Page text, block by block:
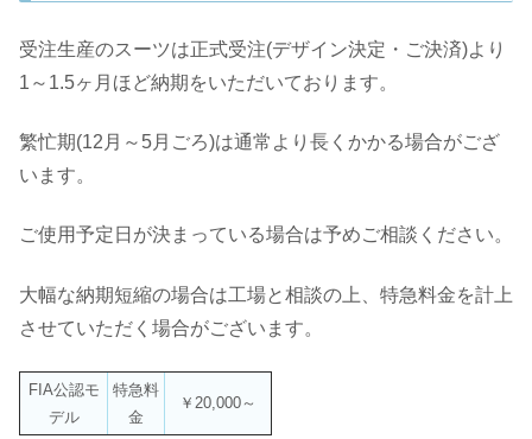
受注生産のスーツは正式受注(デザイン決定・ご決済)より
1～1.5ヶ月ほど納期をいただいております。
繁忙期(12月～5月ごろ)は通常より長くかかる場合がござ
います。
ご使用予定日が決まっている場合は予めご相談ください。
大幅な納期短縮の場合は工場と相談の上、特急料金を計上
させていただく場合がございます。
FIA公認モ
デル
特急料
金
￥20,000～